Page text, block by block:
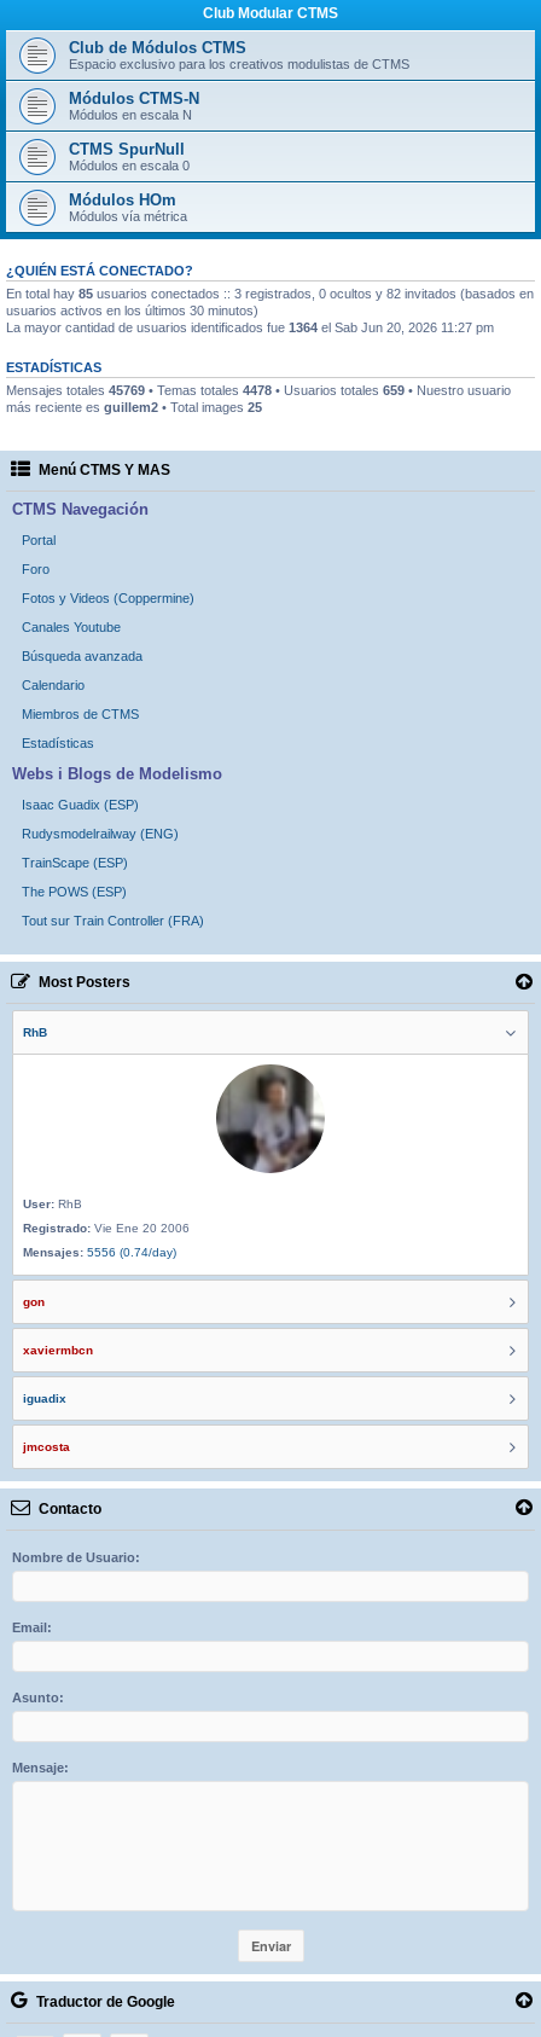
Club Modular CTMS
Club de Módulos CTMS
Espacio exclusivo para los creativos modulistas de CTMS
Módulos CTMS-N
Módulos en escala N
CTMS SpurNull
Módulos en escala 0
Módulos HOm
Módulos vía métrica
¿QUIÉN ESTÁ CONECTADO?
En total hay 85 usuarios conectados :: 3 registrados, 0 ocultos y 82 invitados (basados en
usuarios activos en los últimos 30 minutos)
La mayor cantidad de usuarios identificados fue 1364 el Sab Jun 20, 2026 11:27 pm
ESTADÍSTICAS
Mensajes totales 45769 • Temas totales 4478 • Usuarios totales 659 • Nuestro usuario
más reciente es guillem2 • Total images 25
Menú CTMS Y MAS
CTMS Navegación
Portal
Foro
Fotos y Videos (Coppermine)
Canales Youtube
Búsqueda avanzada
Calendario
Miembros de CTMS
Estadísticas
Webs i Blogs de Modelismo
Isaac Guadix (ESP)
Rudysmodelrailway (ENG)
TrainScape (ESP)
The POWS (ESP)
Tout sur Train Controller (FRA)
Most Posters
RhB
User: RhB
Registrado: Vie Ene 20 2006
Mensajes: 5556 (0.74/day)
gon
xaviermbcn
iguadix
jmcosta
Contacto
Nombre de Usuario:
Email:
Asunto:
Mensaje:
Traductor de Google